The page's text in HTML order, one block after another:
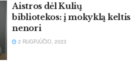
Aistros dėl Kulių
bibliotekos: į mokyklą keltis
nenori
2 RUGPJŪČIO, 2023